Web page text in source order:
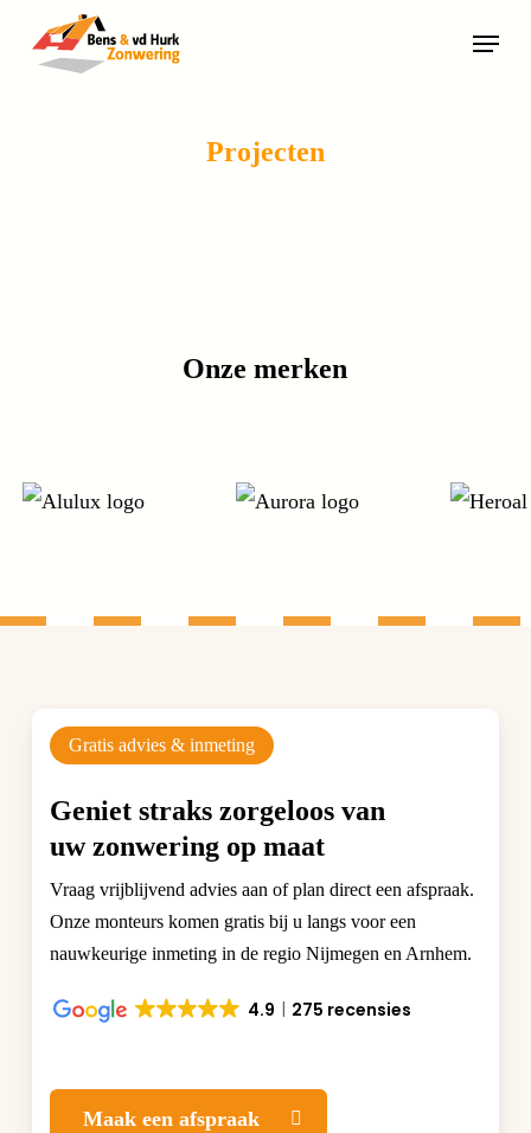
Menu
Projecten
Onze merken
Gratis advies & inmeting
Geniet straks zorgeloos van
uw zonwering op maat
Vraag vrijblijvend advies aan of plan direct een afspraak.
Onze monteurs komen gratis bij u langs voor een
nauwkeurige inmeting in de regio Nijmegen en Arnhem.
4.9 275 recensies
Maak een afspraak